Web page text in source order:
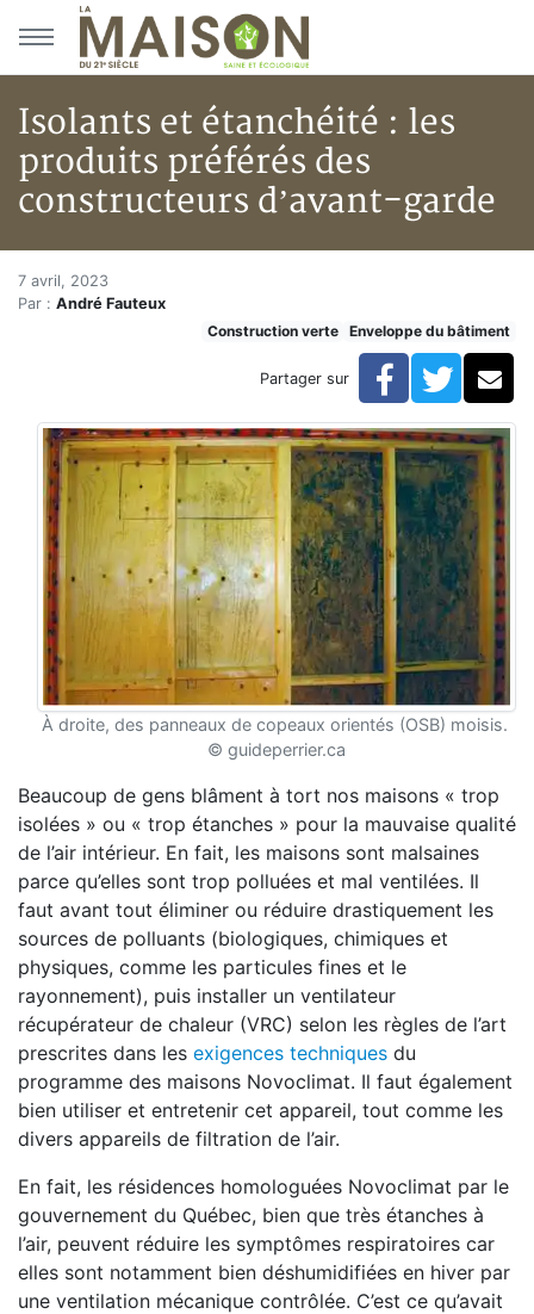
Aller au menu principal
Aller au contenu principal
Isolants et étanchéité : les
produits préférés des
constructeurs d’avant-garde
Accueil
Articles
Construction verte
Isolants et étanchéité : les produits préférés des
Isolants et étanchéité : les
7 avril, 2023
Par : André Fauteux
Construction verte
Enveloppe du bâtiment
Partager sur Facebook
À droite, des panneaux de copeaux orientés (OSB) moisis.
© guideperrier.ca
Beaucoup de gens blâment à tort nos maisons « trop
isolées » ou « trop étanches » pour la mauvaise qualité
de l’air intérieur. En fait, les maisons sont malsaines
parce qu’elles sont trop polluées et mal ventilées. Il
faut avant tout éliminer ou réduire drastiquement les
sources de polluants (biologiques, chimiques et
physiques, comme les particules fines et le
rayonnement), puis installer un ventilateur
récupérateur de chaleur (VRC) selon les règles de l’art
prescrites dans les exigences techniques du
programme des maisons Novoclimat. Il faut également
bien utiliser et entretenir cet appareil, tout comme les
divers appareils de filtration de l’air.
En fait, les résidences homologuées Novoclimat par le
gouvernement du Québec, bien que très étanches à
l’air, peuvent réduire les symptômes respiratoires car
elles sont notamment bien déshumidifiées en hiver par
une ventilation mécanique contrôlée. C’est ce qu’avait